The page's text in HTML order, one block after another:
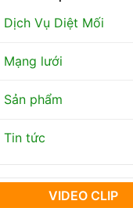
Dịch Vụ Diệt Mối
Mạng lưới
Sản phẩm
Tin tức
VIDEO CLIP